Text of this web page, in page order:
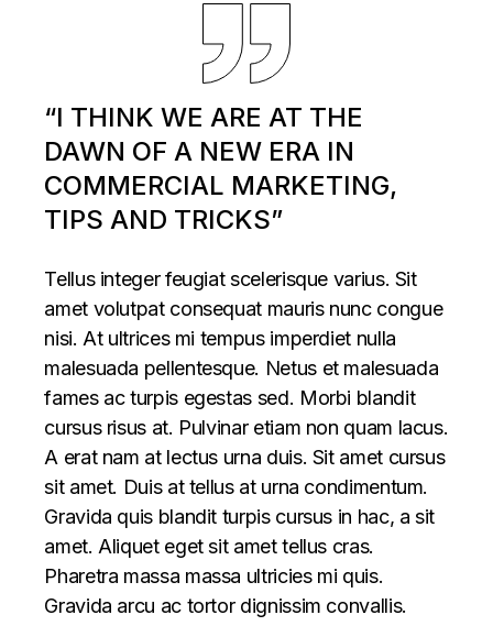
“I THINK WE ARE AT THE
DAWN OF A NEW ERA IN
COMMERCIAL MARKETING,
TIPS AND TRICKS”
Tellus integer feugiat scelerisque varius. Sit
amet volutpat consequat mauris nunc congue
nisi. At ultrices mi tempus imperdiet nulla
malesuada pellentesque. Netus et malesuada
fames ac turpis egestas sed. Morbi blandit
cursus risus at. Pulvinar etiam non quam lacus.
A erat nam at lectus urna duis. Sit amet cursus
sit amet. Duis at tellus at urna condimentum.
Gravida quis blandit turpis cursus in hac, a sit
amet. Aliquet eget sit amet tellus cras.
Pharetra massa massa ultricies mi quis.
Gravida arcu ac tortor dignissim convallis.